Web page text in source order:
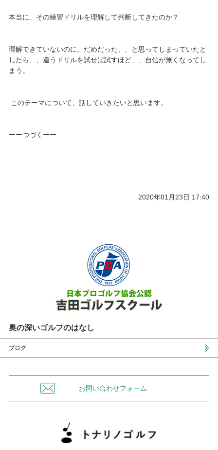
本当に、その練習ドリルを理解して判断してきたのか？
理解できていないのに、だめだった、、と思ってしまっていたと
したら、、違うドリルを試せば試すほど、、自信が無くなってし
まう。
このテーマについて、話していきたいと思います。
ーーつづくーー
2020年01月23日 17:40
奥の深いゴルフのはなし
ブログ
お問い合わせフォーム